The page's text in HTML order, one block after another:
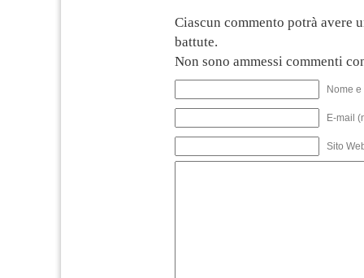
Ciascun commento potrà avere
battute.
Non sono ammessi commenti
Nome
E-mail
Sito